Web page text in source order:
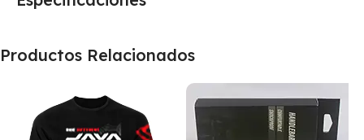
Productos Relacionados